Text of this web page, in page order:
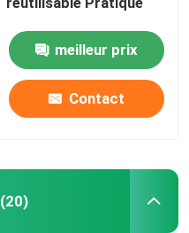
meilleur prix
Contact
(20)